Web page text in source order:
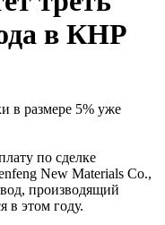
в КНР
в размере 5% уже
по сделке
New Materials Co.,
производящий
в этом году.